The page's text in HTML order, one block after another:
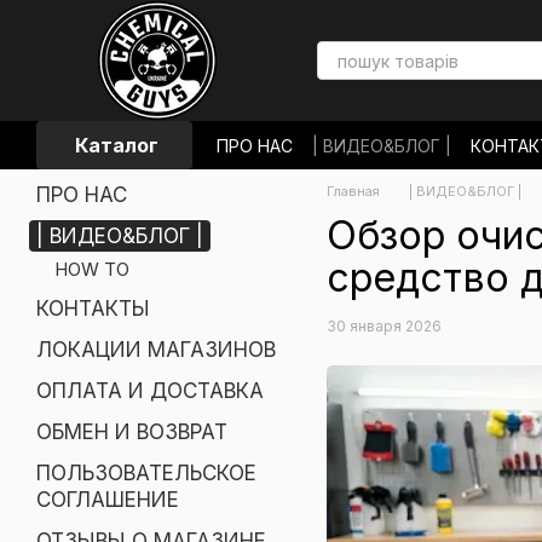
Перейти к основному контенту
Каталог ПРО НАС | ВИДЕО&БЛОГ |
ЛОКАЦИИ МАГАЗИНОВ
ОПЛАТА И
ОБМЕН И ВОЗВРАТ
ОТЗЫВЫ О МАГАЗИНЕ
Главная | ВИДЕО&БЛОГ |
Обзор
средство
30 января 2026
ПРО НАС
| ВИДЕО&БЛОГ |
HOW TO
КОНТАКТЫ
ЛОКАЦИИ МАГАЗИНОВ
ОПЛАТА И ДОСТАВКА
ОБМЕН И ВОЗВРАТ
ПОЛЬЗОВАТЕЛЬСКОЕ
СОГЛАШЕНИЕ